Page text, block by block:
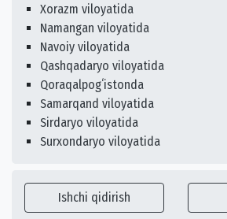
Xorazm viloyatida
Namangan viloyatida
Navoiy viloyatida
Qashqadaryo viloyatida
Qoraqalpogʻistonda
Samarqand viloyatida
Sirdaryo viloyatida
Surxondaryo viloyatida
Ishchi qidirish